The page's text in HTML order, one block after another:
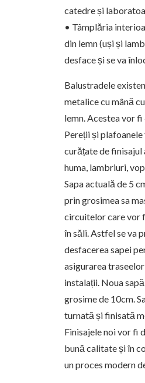
catedre și
• Tâmplăria
din lemn (uși și
desface și se va
Balustradele
metalice cu mână
lemn. Acestea vor
Pereții și
curățate de finisajul
huma, lambriuri,
Sapa actuală de 5
prin grosimea sa
circuitelor care vor
în săli. Astfel se va
desfacerea sapei
asigurarea
instalații. Noua
grosime de 10cm.
turnată și finisată
Finisajele noi vor fi
bună calitate și în
un proces modern